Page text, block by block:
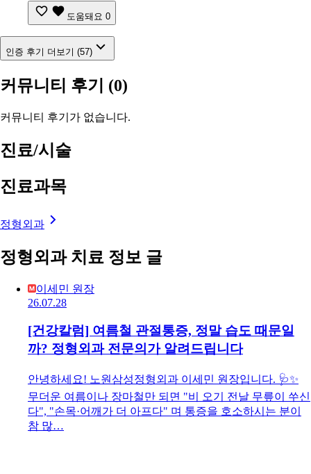
도움돼요 0
인증 후기 더보기 (57)
커뮤니티 후기 (0)
커뮤니티 후기가 없습니다.
진료/시술
진료과목
정형외과
정형외과 치료 정보 글
이세민 원장
26.07.28
[건강칼럼] 여름철 관절통증, 정말 습도 때문일
까? 정형외과 전문의가 알려드립니다
안녕하세요! 노원삼성정형외과 이세민 원장입니다. 🩺✨
무더운 여름이나 장마철만 되면 "비 오기 전날 무릎이 쑤신
다", "손목·어깨가 더 아프다" 며 통증을 호소하시는 분이
참 많…